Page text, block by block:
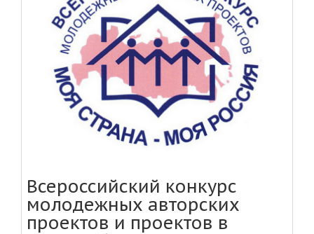
Всероссийский конкурс
молодежных авторских
проектов и проектов в